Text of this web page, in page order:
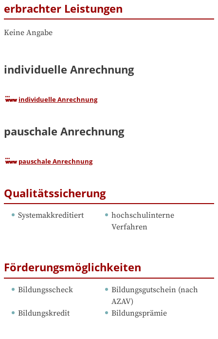
erbrachter Leistungen
Keine Angabe
individuelle Anrechnung
individuelle Anrechnung
pauschale Anrechnung
pauschale Anrechnung
Qualitätssicherung
Systemakkreditiert
hochschulinterne
Verfahren
Förderungsmöglichkeiten
Bildungsscheck
Bildungsgutschein (nach
AZAV)
Bildungskredit
Bildungsprämie